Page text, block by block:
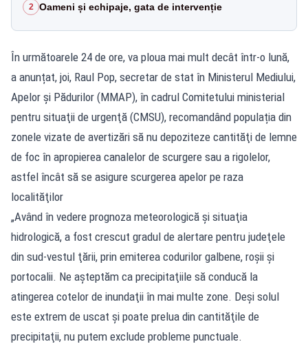
2 Oameni și echipaje, gata de intervenție
În următoarele 24 de ore, va ploua mai mult decât într-o lună,
a anunțat, joi, Raul Pop, secretar de stat în Ministerul Mediului,
Apelor şi Pădurilor (MMAP), în cadrul Comitetului ministerial
pentru situaţii de urgenţă (CMSU), recomandând populația din
zonele vizate de avertizări să nu depoziteze cantităţi de lemne
de foc în apropierea canalelor de scurgere sau a rigolelor,
astfel încât să se asigure scurgerea apelor pe raza
localităţilor
„Având în vedere prognoza meteorologică şi situaţia
hidrologică, a fost crescut gradul de alertare pentru judeţele
din sud-vestul ţării, prin emiterea codurilor galbene, roşii şi
portocalii. Ne aşteptăm ca precipitaţiile să conducă la
atingerea cotelor de inundaţii în mai multe zone. Deşi solul
este extrem de uscat şi poate prelua din cantităţile de
precipitaţii, nu putem exclude probleme punctuale.